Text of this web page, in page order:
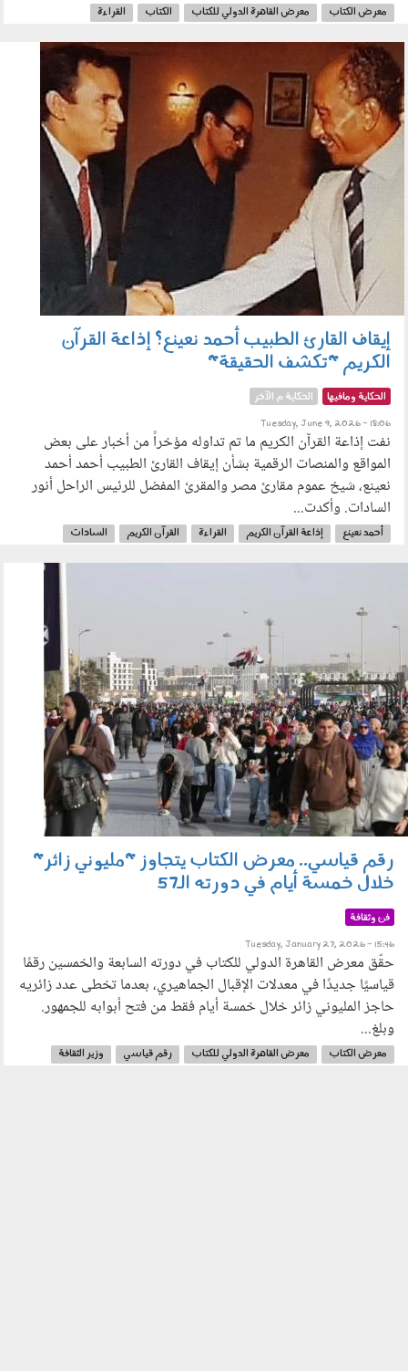
معرض الكتاب معرض القاهرة الدولي للكتاب الكتاب القراءة
090604.jpg
إيقاف القارئ الطبيب أحمد نعينع؟ إذاعة القرآن
الكريم "تكشف الحقيقة"
الحكاية ومافيها الحكاية م الآخر
Tuesday, June 9, 2026 - 18:06
نفت إذاعة القرآن الكريم ما تم تداوله مؤخراً من أخبار على بعض
المواقع والمنصات الرقمية بشأن إيقاف القارئ الطبيب أحمد أحمد
نعينع، شيخ عموم مقارئ مصر والمقرئ المفضل للرئيس الراحل أنور
السادات. وأكدت...
أحمد نعينع إذاعة القرآن الكريم القراءة القرآن الكريم السادات
رقم قياسي.. معرض الكتاب يتجاوز "مليوني زائر"
خلال خمسة أيام في دورته الـ57
فن وثقافة
Tuesday, January 27, 2026 - 15:46
حقّق معرض القاهرة الدولي للكتاب في دورته السابعة والخمسين رقمًا
قياسيًا جديدًا في معدلات الإقبال الجماهيري، بعدما تخطى عدد زائريه
حاجز المليوني زائر خلال خمسة أيام فقط من فتح أبوابه للجمهور.
وبلغ...
معرض الكتاب معرض القاهرة الدولي للكتاب رقم قياسي
وزير الثقافة